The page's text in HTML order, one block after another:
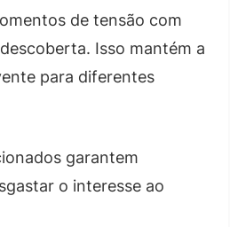
de tensão com
Isso mantém a
para diferentes
garantem
o interesse ao